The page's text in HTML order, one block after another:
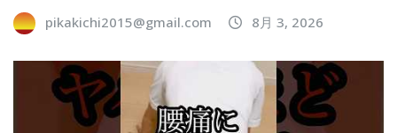
pikakichi2015@gmail.com 8月 3, 2026